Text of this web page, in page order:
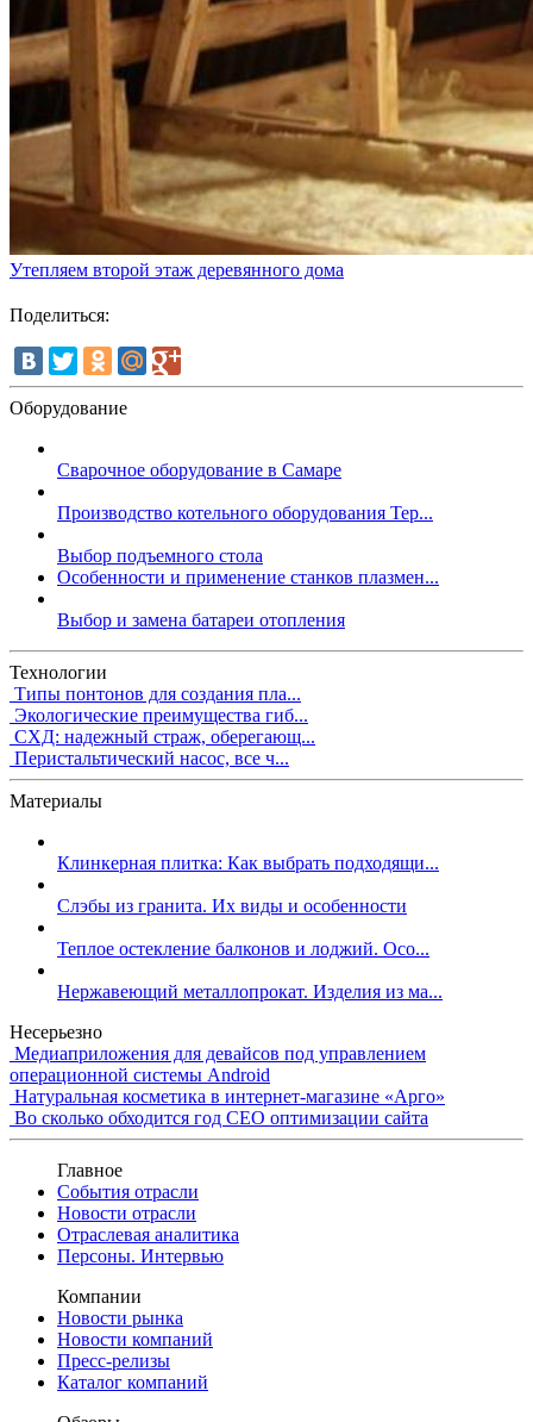
Утепляем второй этаж деревянного дома
Поделиться:
Оборудование
Сварочное оборудование в Самаре
Производство котельного оборудования Тер...
Выбор подъемного стола
Особенности и применение станков плазмен...
Выбор и замена батареи отопления
Технологии
Типы понтонов для создания пла...
Экологические преимущества гиб...
СХД: надежный страж, оберегающ...
Перистальтический насос, все ч...
Материалы
Клинкерная плитка: Как выбрать подходящи...
Слэбы из гранита. Их виды и особенности
Теплое остекление балконов и лоджий. Осо...
Нержавеющий металлопрокат. Изделия из ма...
Несерьезно
Медиаприложения для девайсов под управлением
операционной системы Android
Натуральная косметика в интернет-магазине «Арго»
Во сколько обходится год СЕО оптимизации сайта
Главное
События отрасли
Новости отрасли
Отраслевая аналитика
Персоны. Интервью
Компании
Новости рынка
Новости компаний
Пресс-релизы
Каталог компаний